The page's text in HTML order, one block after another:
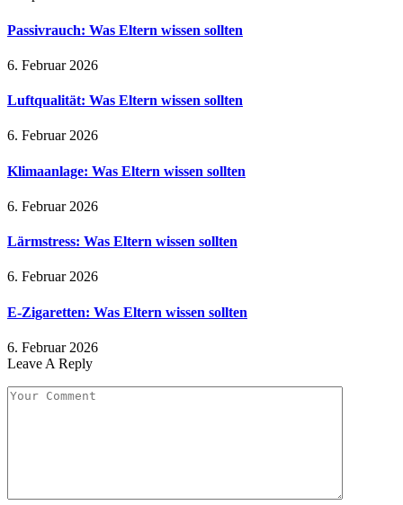
Passivrauch: Was Eltern wissen sollten
6. Februar 2026
Luftqualität: Was Eltern wissen sollten
6. Februar 2026
Klimaanlage: Was Eltern wissen sollten
6. Februar 2026
Lärmstress: Was Eltern wissen sollten
6. Februar 2026
E-Zigaretten: Was Eltern wissen sollten
6. Februar 2026
Leave A Reply